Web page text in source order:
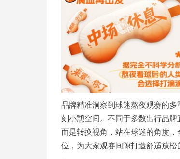
品牌精准洞察到球迷熬夜观赛的
刻小憩空间。不同于多数出行品
而是转换视角，站在球迷的角度
位，为大家观赛间隙打造舒适放松